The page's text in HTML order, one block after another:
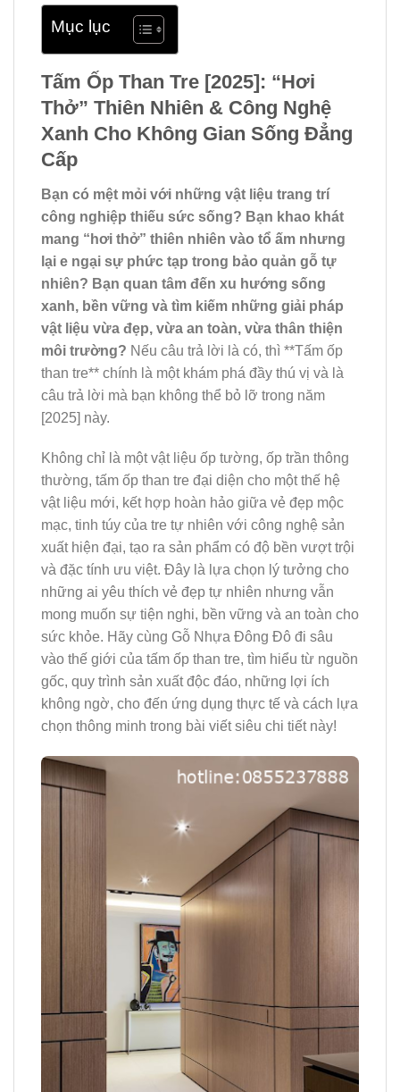
Mục lục
Tấm Ốp Than Tre [2025]: “Hơi
Thở” Thiên Nhiên & Công Nghệ
Xanh Cho Không Gian Sống Đẳng
Cấp
Bạn có mệt mỏi với những vật liệu trang trí
công nghiệp thiếu sức sống? Bạn khao khát
mang “hơi thở” thiên nhiên vào tổ ấm nhưng
lại e ngại sự phức tạp trong bảo quản gỗ tự
nhiên? Bạn quan tâm đến xu hướng sống
xanh, bền vững và tìm kiếm những giải pháp
vật liệu vừa đẹp, vừa an toàn, vừa thân thiện
môi trường? Nếu câu trả lời là có, thì **Tấm ốp
than tre** chính là một khám phá đầy thú vị và là
câu trả lời mà bạn không thể bỏ lỡ trong năm
[2025] này.
Không chỉ là một vật liệu ốp tường, ốp trần thông
thường, tấm ốp than tre đại diện cho một thế hệ
vật liệu mới, kết hợp hoàn hảo giữa vẻ đẹp mộc
mạc, tinh túy của tre tự nhiên với công nghệ sản
xuất hiện đại, tạo ra sản phẩm có độ bền vượt trội
và đặc tính ưu việt. Đây là lựa chọn lý tưởng cho
những ai yêu thích vẻ đẹp tự nhiên nhưng vẫn
mong muốn sự tiện nghi, bền vững và an toàn cho
sức khỏe. Hãy cùng Gỗ Nhựa Đông Đô đi sâu
vào thế giới của tấm ốp than tre, tìm hiểu từ nguồn
gốc, quy trình sản xuất độc đáo, những lợi ích
không ngờ, cho đến ứng dụng thực tế và cách lựa
chọn thông minh trong bài viết siêu chi tiết này!